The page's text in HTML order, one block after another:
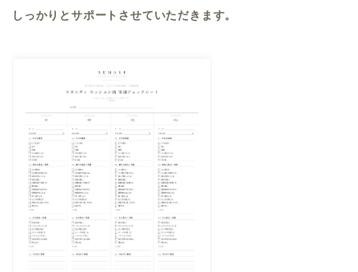
しっかりとサポートさせていただきます。